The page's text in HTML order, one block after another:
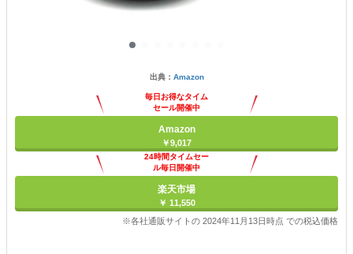
出典： Amazon
毎日お得なタイム
セール開催中
Amazon
￥9,017
24時間タイムセー
ル毎日開催中
楽天市場
￥ 11,550
※各社通販サイトの 2024年11月13日時点 での税込価格